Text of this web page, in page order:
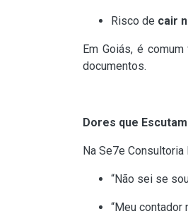
Risco de cair
Em Goiás, é
documentos.
Dores que
Na Se7e
“Não sei se
“Meu contador